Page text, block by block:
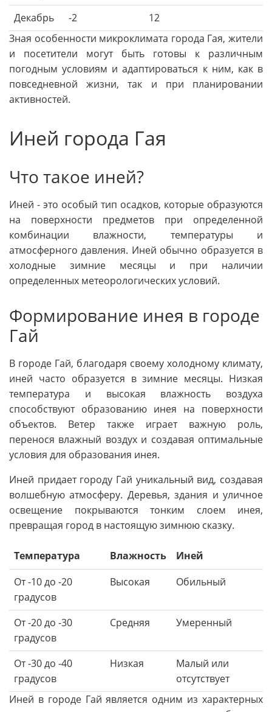
Декабрь
-2
12
Зная особенности микроклимата города Гая, жители
и посетители могут быть готовы к различным
погодным условиям и адаптироваться к ним, как в
повседневной жизни, так и при планировании
активностей.
Иней города Гая
Что такое иней?
Иней - это особый тип осадков, которые образуются
на поверхности предметов при определенной
комбинации влажности, температуры и
атмосферного давления. Иней обычно образуется в
холодные зимние месяцы и при наличии
определенных метеорологических условий.
Формирование инея в городе
Гай
В городе Гай, благодаря своему холодному климату,
иней часто образуется в зимние месяцы. Низкая
температура и высокая влажность воздуха
способствуют образованию инея на поверхности
объектов. Ветер также играет важную роль,
перенося влажный воздух и создавая оптимальные
условия для образования инея.
Иней придает городу Гай уникальный вид, создавая
волшебную атмосферу. Деревья, здания и уличное
освещение покрываются тонким слоем инея,
превращая город в настоящую зимнюю сказку.
Температура Влажность
Иней
От -10 до -20
градусов
Высокая Обильный
От -20 до -30
градусов
Средняя Умеренный
От -30 до -40
градусов
Низкая
Малый или
отсутствует
Иней в городе Гай является одним из характерных